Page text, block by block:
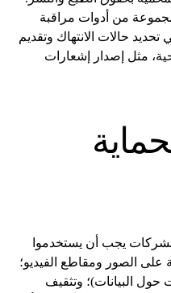
من أدوات مراقبة
حالات الانتهاك وتقديم
مثل إصدار إشعارات
يجب أن يستخدموا
على الصور ومقاطع الفيديو؛
حول البيانات)؛ وتثقيف